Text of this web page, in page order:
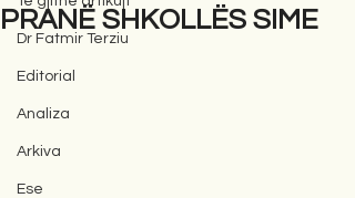
Dr Fatmir Terziu
Editorial
Analiza
Arkiva
Ese
PRANË SHKOLLËS SIME